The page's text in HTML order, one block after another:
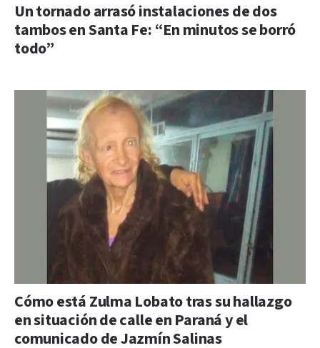
Un tornado arrasó instalaciones de dos
tambos en Santa Fe: “En minutos se borró
todo”
Cómo está Zulma Lobato tras su hallazgo
en situación de calle en Paraná y el
comunicado de Jazmín Salinas